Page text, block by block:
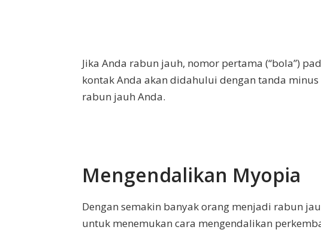
Jika Anda rabun jauh, nomor pertama (“bola”)
kontak Anda akan didahului dengan tanda
rabun jauh Anda.
Mengendalikan Myopia
Dengan semakin banyak orang menjadi rabun
untuk menemukan cara mengendalikan